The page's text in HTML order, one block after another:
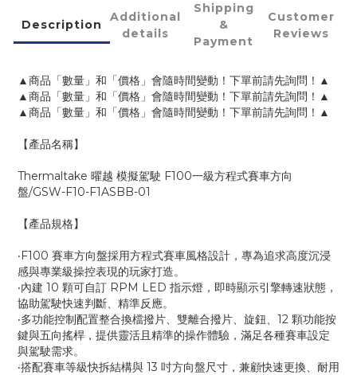
Description
Additional
details
Shipping
&
Payment
Customer
Reviews
▲商品「數量」和「價格」會隨時間變動！下單前請先詢問！▲
▲商品「數量」和「價格」會隨時間變動！下單前請先詢問！▲
▲商品「數量」和「價格」會隨時間變動！下單前請先詢問！▲
【產品名稱】
Thermaltake 曜越 模擬駕駛 F100一級方程式賽車方向
盤/GSW-F10-F1ASBB-01
【產品規格】
‧F100 賽車方向盤採用方程式賽車風格設計，專為追求高度沉浸
感與專業級操控表現的玩家打造。
‧內建 10 顆可自訂 RPM LED 指示燈，即時顯示引擎轉速狀態，
協助駕駛快速判斷、精準反應。
‧多功能控制配置整合換檔撥片、雙離合撥片、旋鈕、12 顆功能按
鍵與五向搖桿，提供靈活且精準的操作體驗，滿足各種賽車設定
與駕駛需求。
‧搭配賽車等級快拆結構與 13 吋方向盤尺寸，兼顧快速更換、耐用